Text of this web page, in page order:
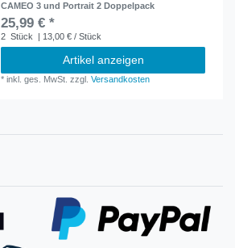
CAMEO 3 und Portrait 2 Doppelpack
25,99 € *
2 Stück | 13,00 € / Stück
Artikel anzeigen
*inkl. ges. MwSt. zzgl.Versandkosten